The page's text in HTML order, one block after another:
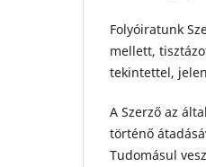
Folyóiratunk
mellett,
tekintettel,
A Szerző az
történő
Tudomásul